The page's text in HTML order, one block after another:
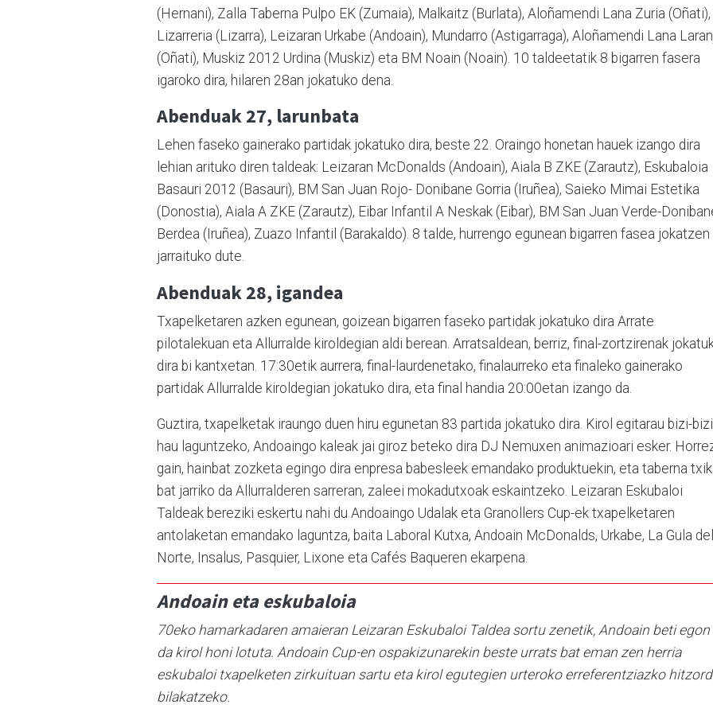
(Hernani), Zalla Taberna Pulpo EK (Zumaia), Malkaitz (Burlata), Aloñamendi Lana Zuria (Oñati),
Lizarreria (Lizarra), Leizaran Urkabe (Andoain), Mundarro (Astigarraga), Aloñamendi Lana
(Oñati), Muskiz 2012 Urdina (Muskiz) eta BM Noain (Noain). 10 taldeetatik 8 bigarren fasera
igaroko dira, hilaren 28an jokatuko dena.
Abenduak 27, larunbata
Lehen faseko gainerako partidak jokatuko dira, beste 22. Oraingo honetan hauek izango dira
lehian arituko diren taldeak: Leizaran McDonalds (Andoain), Aiala B ZKE (Zarautz), Eskubaloia
Basauri 2012 (Basauri), BM San Juan Rojo- Donibane Gorria (Iruñea), Saieko Mimai Estetika
(Donostia), Aiala A ZKE (Zarautz), Eibar Infantil A Neskak (Eibar), BM San Juan Verde-
Berdea (Iruñea), Zuazo Infantil (Barakaldo). 8 talde, hurrengo egunean bigarren fasea jokatzen
jarraituko dute.
Abenduak 28, igandea
Txapelketaren azken egunean, goizean bigarren faseko partidak jokatuko dira Arrate
pilotalekuan eta Allurralde kiroldegian aldi berean. Arratsaldean, berriz, final-zortzirenak
dira bi kantxetan. 17:30etik aurrera, final-laurdenetako, finalaurreko eta finaleko gainerako
partidak Allurralde kiroldegian jokatuko dira, eta final handia 20:00etan izango da.
Guztira, txapelketak iraungo duen hiru egunetan 83 partida jokatuko dira. Kirol egitarau bizi-bizi
hau laguntzeko, Andoaingo kaleak jai giroz beteko dira DJ Nemuxen animazioari esker.
gain, hainbat zozketa egingo dira enpresa babesleek emandako produktuekin, eta taberna
bat jarriko da Allurralderen sarreran, zaleei mokadutxoak eskaintzeko. Leizaran Eskubaloi
Taldeak bereziki eskertu nahi du Andoaingo Udalak eta Granollers Cup-ek txapelketaren
antolaketan emandako laguntza, baita Laboral Kutxa, Andoain McDonalds, Urkabe, La Gula del
Norte, Insalus, Pasquier, Lixone eta Cafés Baqueren ekarpena.
Andoain eta eskubaloia
70eko hamarkadaren amaieran Leizaran Eskubaloi Taldea sortu zenetik, Andoain beti egon
da kirol honi lotuta. Andoain Cup-en ospakizunarekin beste urrats bat eman zen herria
eskubaloi txapelketen zirkuituan sartu eta kirol egutegien urteroko erreferentziazko
bilakatzeko.